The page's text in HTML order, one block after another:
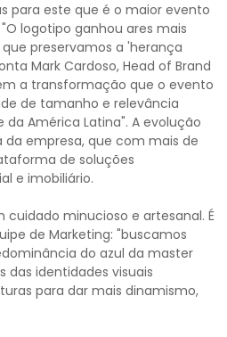
para este que é o maior evento
logotipo ganhou ares mais
preservamos a 'herança
Mark Cardoso, Head of Brand
a transformação que o evento
de tamanho e relevância
América Latina". A evolução
empresa, que com mais de
de soluções
e imobiliário.
minucioso e artesanal. É
de Marketing: "buscamos
do azul da master
das identidades visuais
para dar mais dinamismo,